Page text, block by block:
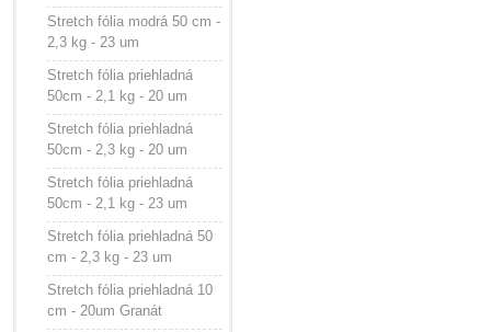
Stretch fólia modrá 50 cm -
2,3 kg - 23 um
Stretch fólia priehladná
50cm - 2,1 kg - 20 um
Stretch fólia priehladná
50cm - 2,3 kg - 20 um
Stretch fólia priehladná
50cm - 2,1 kg - 23 um
Stretch fólia priehladná 50
cm - 2,3 kg - 23 um
Stretch fólia priehladná 10
cm - 20um Granát